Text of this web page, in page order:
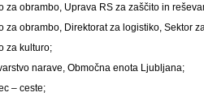
za obrambo, Uprava RS za zaščito in
za obrambo, Direktorat za logistiko, Sektor
za kulturo;
narave, Območna enota Ljubljana;
– ceste;